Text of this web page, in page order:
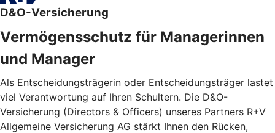
D&O-Versicherung
Vermögensschutz für Managerinnen
und Manager
Als Entscheidungsträgerin oder Entscheidungsträger lastet
viel Verantwortung auf Ihren Schultern. Die D&O-
Versicherung (Directors & Officers) unseres Partners R+V
Allgemeine Versicherung AG stärkt Ihnen den Rücken,